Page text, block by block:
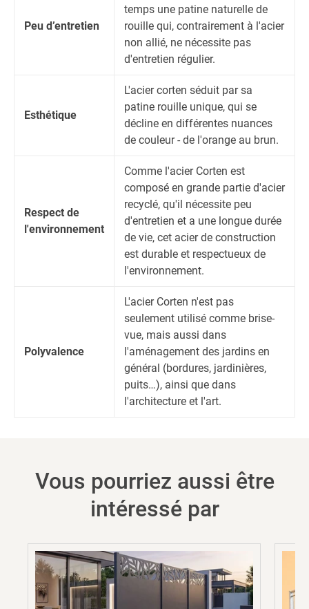
Peu d’entretien
temps une patine naturelle de
rouille qui, contrairement à l'acier
non allié, ne nécessite pas
d'entretien régulier.
Esthétique
L'acier corten séduit par sa
patine rouille unique, qui se
décline en différentes nuances
de couleur - de l'orange au brun.
Respect de
l'environnement
Comme l'acier Corten est
composé en grande partie d'acier
recyclé, qu'il nécessite peu
d'entretien et a une longue durée
de vie, cet acier de construction
est durable et respectueux de
l'environnement.
Polyvalence
L'acier Corten n'est pas
seulement utilisé comme brise-
vue, mais aussi dans
l'aménagement des jardins en
général (bordures, jardinières,
puits…), ainsi que dans
l'architecture et l'art.
Vous pourriez aussi être
intéressé par